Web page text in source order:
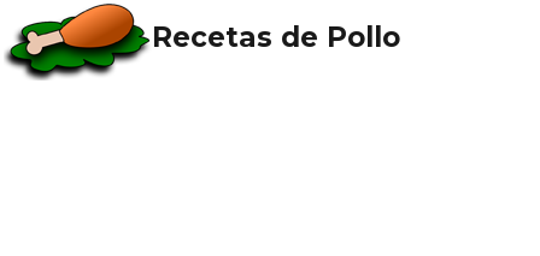
Recetas de Pollo